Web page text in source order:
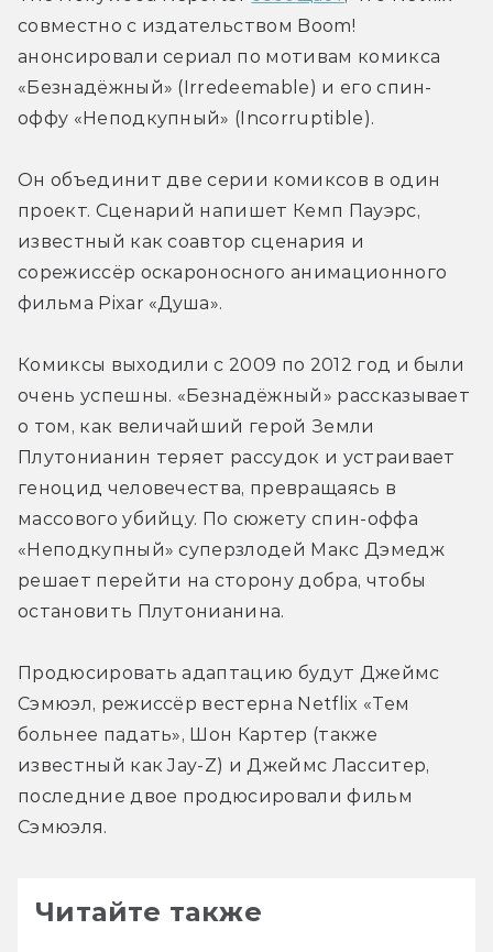
совместно с издательством Boom!
анонсировали сериал по мотивам комикса
«Безнадёжный» (Irredeemable) и его спин-
оффу «Неподкупный» (Incorruptible).
Он объединит две серии комиксов в один
проект. Сценарий напишет Кемп Пауэрс,
известный как соавтор сценария и
сорежиссёр оскароносного анимационного
фильма Pixar «Душа».
Комиксы выходили с 2009 по 2012 год и были
очень успешны. «Безнадёжный» рассказывает
о том, как величайший герой Земли
Плутонианин теряет рассудок и устраивает
геноцид человечества, превращаясь в
массового убийцу. По сюжету спин-оффа
«Неподкупный» суперзлодей Макс Дэмедж
решает перейти на сторону добра, чтобы
остановить Плутонианина.
Продюсировать адаптацию будут Джеймс
Сэмюэл, режиссёр вестерна Netflix «Тем
больнее падать», Шон Картер (также
известный как Jay-Z) и Джеймс Ласситер,
последние двое продюсировали фильм
Сэмюэля.
Читайте также